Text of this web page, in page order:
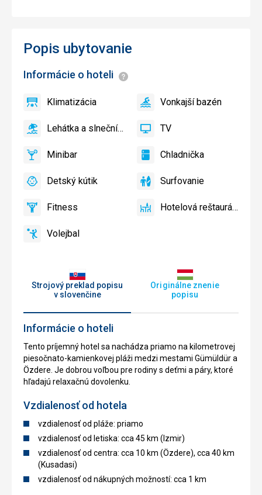
Strojový preklad popisu
v slovenčine
Originálne znenie
popisu
Informácie o hoteli
Tento príjemný hotel sa nachádza priamo na kilometrovej
piesočnato-kamienkovej pláži medzi mestami Gümüldür a
Özdere. Je dobrou voľbou pre rodiny s deťmi a páry, ktoré
hľadajú relaxačnú dovolenku.
Vzdialenosť od hotela
vzdialenosť od pláže: priamo
vzdialenosť od letiska: cca 45 km (Izmir)
vzdialenosť od centra: cca 10 km (Özdere), cca 40 km
(Kusadasi)
vzdialenosť od nákupných možností: cca 1 km
Popis ubytovanie
Informácie o hoteli Informácie
Klimatizácia
Klimatizácia
áno
VonkajšíVonkajší bazén
áno
Lehátka
slnečníky
bazéne
Lehátka a slnečníky pri bazéne zadarmo
áno TV TV
áno
Minibar,Minibar
áno Chladnička
Chladnička
áno
Detský
Detské
Detský
Detský kútik
áno Surfovanie
Surfovanie
áno
FitnessFitness
áno
HotelováHotelová reštaurácia
áno
VolejbalVolejbal
áno